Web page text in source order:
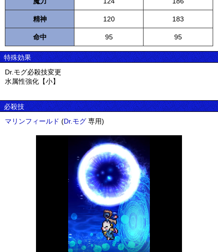
精神 120 183
命中 95 95
特殊効果
Dr.モグ必殺技変更
水属性強化【小】
必殺技
マリンフィールド (Dr.モグ 専用)